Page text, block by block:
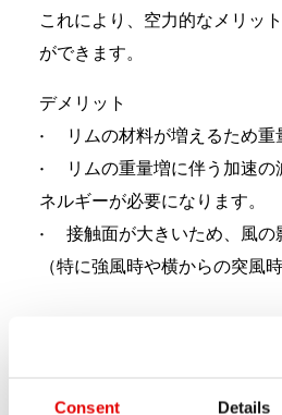
Consent Details
これにより、空力的なメリッ
ができます。
デメリット
• リムの材料が増えるため重
• リムの重量増に伴う加速の
ネルギーが必要になります。
• 接触面が大きいため、風の
（特に強風時や横からの突風時